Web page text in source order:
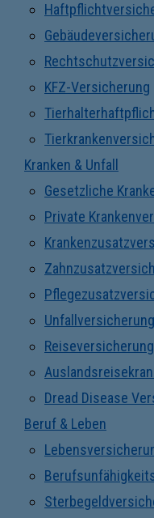
KFZ-Versicherung
Kranken & Unfall
Gesetzliche
Private
Unfallversicherung
Reiseversicherung
Dread Disease
Beruf & Leben